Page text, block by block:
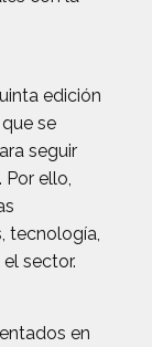
edición
se
seguir
ello,
tecnología,
sector.
en